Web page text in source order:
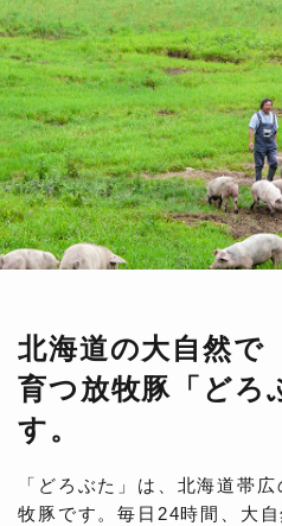
北海道の大自然で
育つ放牧豚「どろ
す。
「どろぶた」は、北海道帯
牧豚です。毎日24時間、大